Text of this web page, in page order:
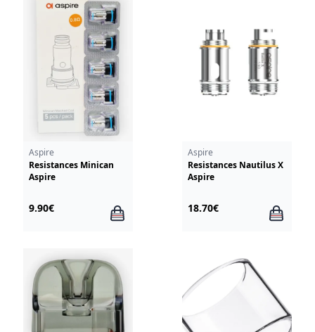
Aspire
Resistances Minican
Aspire
9.90€
Aspire
Resistances Nautilus X
Aspire
18.70€